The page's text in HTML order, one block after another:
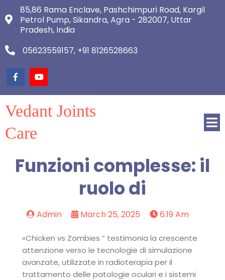
85,86 Rama Enclave, Pashchimpuri Road, Kargil
Petrol Pump, Sikandra, Agra - 282007, Uttar
Pradesh, India
05623559157, +91 8126528663
Vedant Joints
Care
Funzioni complesse: il
ruolo di
Admin March 25, 2025 6:19 Am
«Chicken vs Zombies ” testimonia la crescente
attenzione verso le tecnologie di simulazione
avanzate, utilizzate in radioterapia per il
trattamento delle patologie oculari e i sistemi